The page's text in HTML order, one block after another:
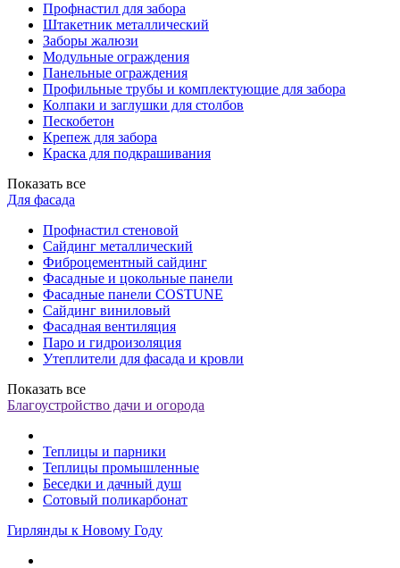
Профнастил для забора
Штакетник металлический
Заборы жалюзи
Модульные ограждения
Панельные ограждения
Профильные трубы и комплектующие для забора
Колпаки и заглушки для столбов
Пескобетон
Крепеж для забора
Краска для подкрашивания
Показать все
Для фасада
Профнастил стеновой
Сайдинг металлический
Фиброцементный сайдинг
Фасадные и цокольные панели
Фасадные панели COSTUNE
Сайдинг виниловый
Фасадная вентиляция
Паро и гидроизоляция
Утеплители для фасада и кровли
Показать все
Благоустройство дачи и огорода
Теплицы и парники
Теплицы промышленные
Беседки и дачный душ
Сотовый поликарбонат
Гирлянды к Новому Году